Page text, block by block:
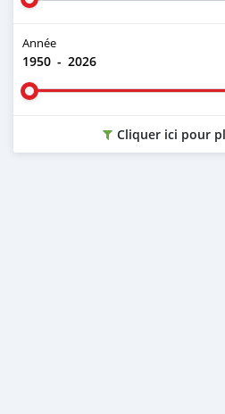
Année
1950 - 2026
Cliquer ici pour